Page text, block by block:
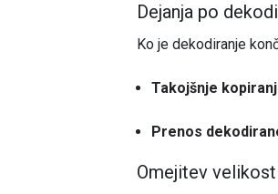
Dejanja po
Ko je dekodiranje
Takojšnje
Prenos
Omejitev